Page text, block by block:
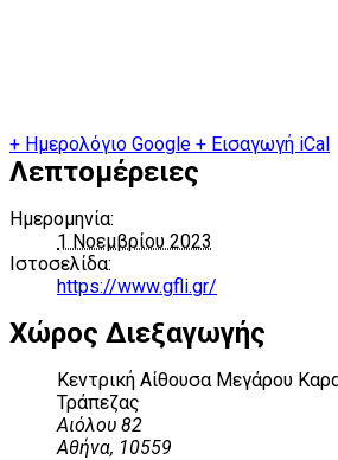
+ Ημερολόγιο Google + Εισαγωγή iCal
Λεπτομέρειες
Ημερομηνία:
1 Νοεμβρίου 2023
Ιστοσελίδα:
https://www.gfli.gr/
Χώρος Διεξαγωγής
Κεντρική Αίθουσα Μεγάρου
Τράπεζας
Αιόλου 82
Αθήνα, 10559